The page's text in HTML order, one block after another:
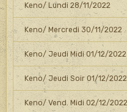
Keno/ Lundi 28/11/2022
Keno/ Mercredi 30/11/2022
Keno/ Jeudi Midi 01/12/2022
Keno/ Jeudi Soir 01/12/2022
Keno/ Vend. Midi 02/12/2022